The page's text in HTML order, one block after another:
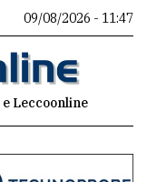
09/08/2026 - 11:47
Leccoonline